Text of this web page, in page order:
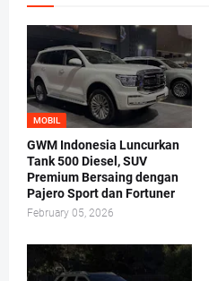
MOBIL
GWM Indonesia Luncurkan
Tank 500 Diesel, SUV
Premium Bersaing dengan
Pajero Sport dan Fortuner
February 05, 2026